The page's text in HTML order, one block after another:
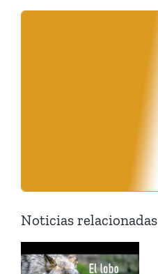
Noticias relacionadas